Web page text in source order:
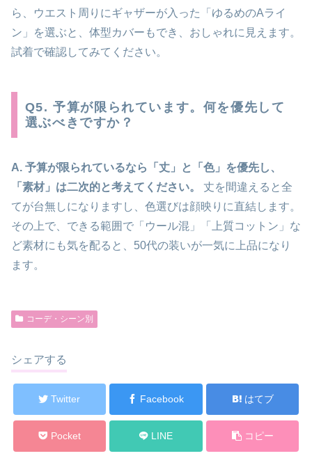
ら、ウエスト周りにギャザーが入った「ゆるめのAライ
ン」を選ぶと、体型カバーもでき、おしゃれに見えます。
試着で確認してみてください。
Q5. 予算が限られています。何を優先して
選ぶべきですか？
A. 予算が限られているなら「丈」と「色」を優先し、
「素材」は二次的と考えてください。
丈を間違えると全
てが台無しになりますし、色選びは顔映りに直結します。
その上で、できる範囲で「ウール混」「上質コットン」な
ど素材にも気を配ると、50代の装いが一気に上品になり
ます。
コーデ・シーン別
シェアする
Twitter Facebook はてブ
Pocket LINE コピー